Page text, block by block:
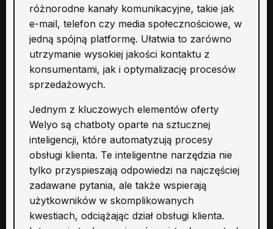
różnorodne kanały komunikacyjne, takie jak
e-mail, telefon czy media społecznościowe, w
jedną spójną platformę. Ułatwia to zarówno
utrzymanie wysokiej jakości kontaktu z
konsumentami, jak i optymalizację procesów
sprzedażowych.
Jednym z kluczowych elementów oferty
Welyo są chatboty oparte na sztucznej
inteligencji, które automatyzują procesy
obsługi klienta. Te inteligentne narzędzia nie
tylko przyspieszają odpowiedzi na najczęściej
zadawane pytania, ale także wspierają
użytkowników w skomplikowanych
kwestiach, odciążając dział obsługi klienta.